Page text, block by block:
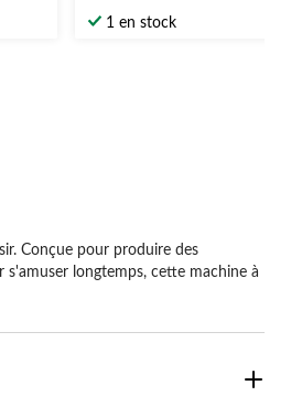
étoile(s)
1 en stock
Conçue pour produire des
longtemps, cette machine à